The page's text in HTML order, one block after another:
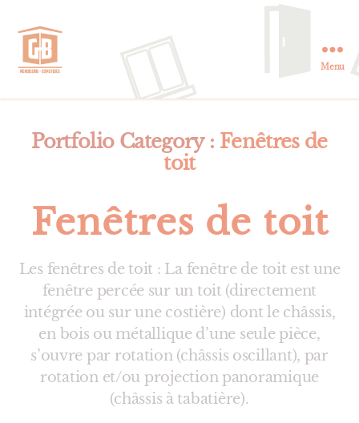
Menuiserie
Domotique
Menu
Portfolio Category : Fenêtres de
toit
Fenêtres de toit
Les fenêtres de toit : La fenêtre de toit est une
fenêtre percée sur un toit (directement
intégrée ou sur une costière) dont le châssis,
en bois ou métallique d’une seule pièce,
s’ouvre par rotation (châssis oscillant), par
rotation et/ou projection panoramique
(châssis à tabatière).